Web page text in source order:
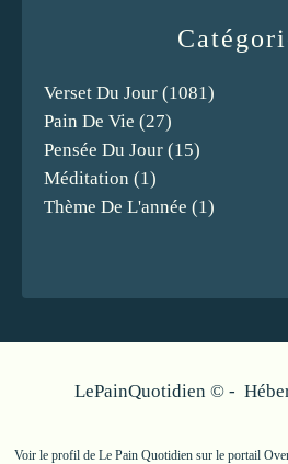
Verset Du Jour (1081)
Pain De Vie (27)
Pensée Du Jour (15)
Méditation (1)
Thème De L'année (1)
LePainQuotidien © -
Voir le profil de Le Pain Quotidiensur le portail